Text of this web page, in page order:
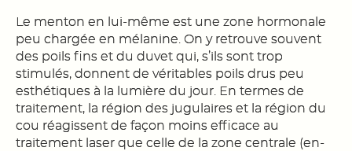
Le menton en lui-même est une zone hormonale
peu chargée en mélanine. On y retrouve souvent
des poils fins et du duvet qui, s’ils sont trop
stimulés, donnent de véritables poils drus peu
esthétiques à la lumière du jour. En termes de
traitement, la région des jugulaires et la région du
cou réagissent de façon moins efficace au
traitement laser que celle de la zone centrale (en-